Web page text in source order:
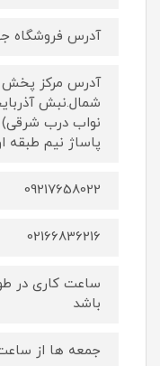
آدرس فروشگاه
آدرس مرکز پخش
شمال.نبش
نواب درب شرقی)
پاساژ نیم طبقه
09217658022
02166836216
باشد
جمعه ها از ساعت 12 ظهر تا 18 غروب